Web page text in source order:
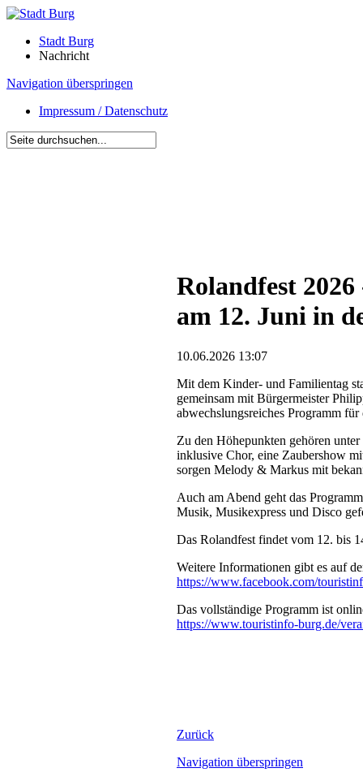
Stadt Burg
Nachricht
Navigation überspringen
Impressum / Datenschutz
Rolandfest
am 12. Juni in
10.06.2026 13:07
Mit dem Kinder- und Familientag
gemeinsam mit Bürgermeister
abwechslungsreiches Programm
Zu den Höhepunkten gehören
inklusive Chor, eine Zaubershow
sorgen Melody & Markus mit
Auch am Abend geht das
Musik, Musikexpress und Disco
Das Rolandfest findet vom 12. bis
Weitere Informationen gibt es auf
https://www.facebook.com/
Das vollständige Programm ist
https://www.touristinfo-burg.de/
Zurück
Navigation überspringen